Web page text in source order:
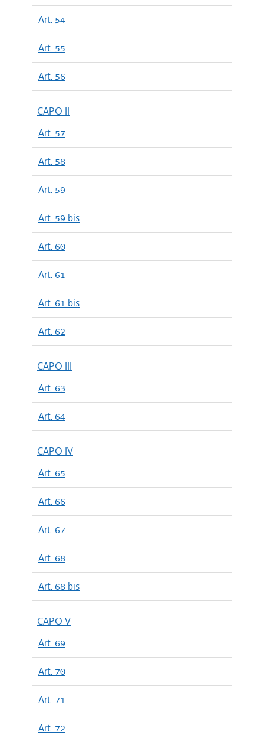
Art. 54
Art. 55
Art. 56
CAPO II
Art. 57
Art. 58
Art. 59
Art. 59 bis
Art. 60
Art. 61
Art. 61 bis
Art. 62
CAPO III
Art. 63
Art. 64
CAPO IV
Art. 65
Art. 66
Art. 67
Art. 68
Art. 68 bis
CAPO V
Art. 69
Art. 70
Art. 71
Art. 72